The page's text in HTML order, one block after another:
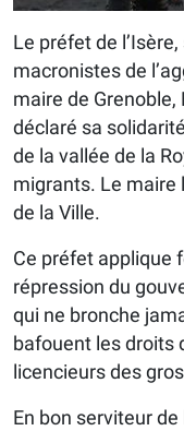
Le préfet de
macronistes de
maire de
déclaré sa
de la vallée de la
migrants. Le maire
de la Ville.
Ce préfet applique
répression du
qui ne bronche
bafouent les droits
licencieurs des
En bon serviteur